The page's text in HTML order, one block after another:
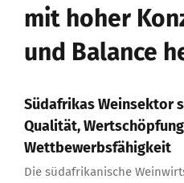
mit hoher
und Balance
Südafrikas Weinsektor
Qualität,
Wettbewerbsfähigkeit
Die südafrikanische